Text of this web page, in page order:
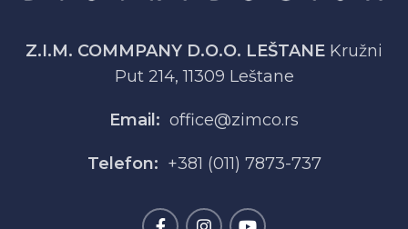
Z.I.M. COMMPANY D.O.O. LEŠTANE Kružni
Put 214, 11309 Leštane
Email: office@zimco.rs
Telefon: +381 (011) 7873-737